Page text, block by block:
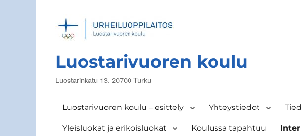
Luostarivuoren koulu
Luostarinkatu 13, 20700 Turku
Luostarivuoren koulu – esittely Yhteystiedot
Yleisluokat ja erikoisluokat Koulussa tapahtuu